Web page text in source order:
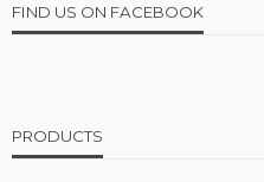
FIND US ON FACEBOOK
PRODUCTS